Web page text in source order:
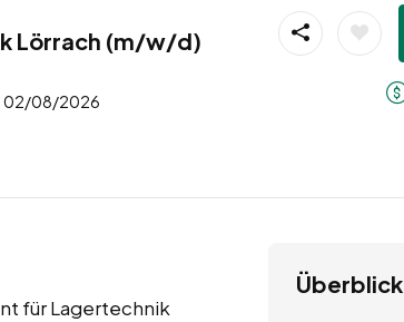
Lörrach (m/w/d)
02/08/2026
für Lagertechnik
Überblick